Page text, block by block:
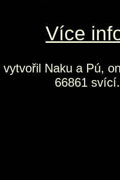
Více
vytvořil Naku a Pú,
66861 svící.